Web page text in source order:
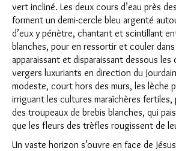
vert incliné. Les deux cours d’eau près
forment un demi-cercle bleu argenté
d’eux y pénètre, chantant et scintillant
blanches, pour en ressortir et couler
apparaissant et disparaissant dessous les
vergers luxuriants en direction du
modeste, court hors des murs, les lèche
irriguant les cultures maraîchères fertiles,
des troupeaux de brebis blanches, qui
que les fleurs des trèfles rougissent de
Un vaste horizon s’ouvre en face de